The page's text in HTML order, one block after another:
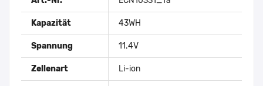
Kapazität 43WH
Spannung 11.4V
Zellenart Li-ion